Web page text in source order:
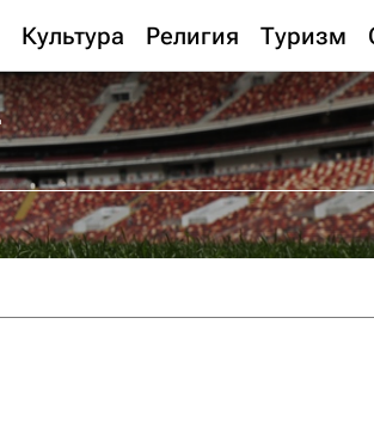
Культура Религия Туризм